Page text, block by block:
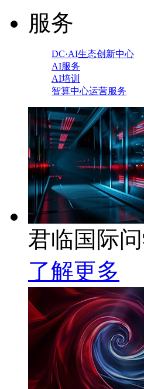
服务
DC·AI生态创新中心
AI服务
AI培训
智算中心运营服务
君临国际
了解更多